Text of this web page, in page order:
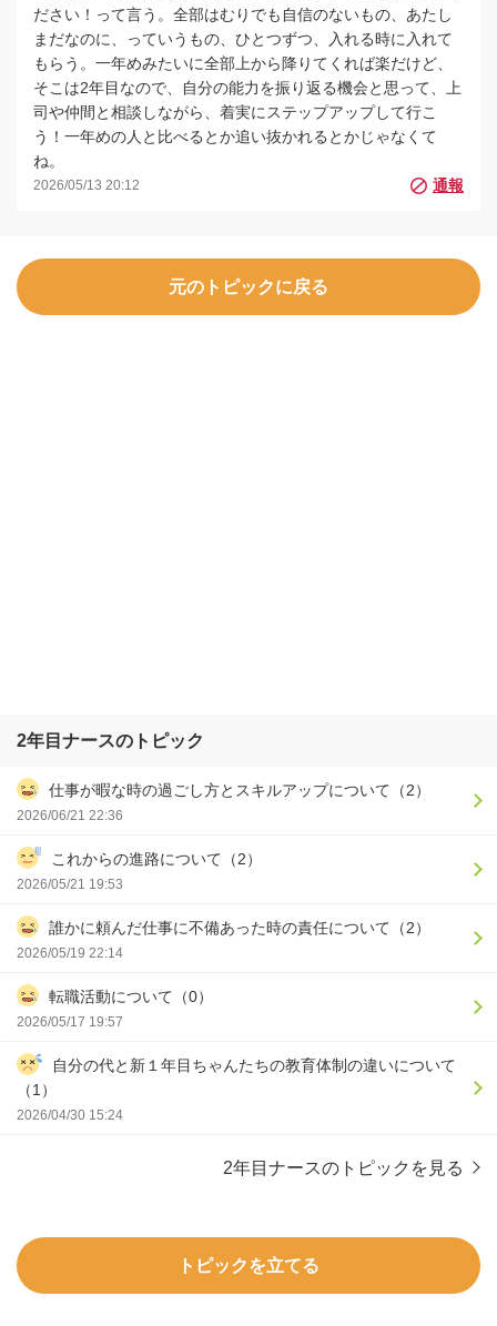
ださい！って言う。全部はむりでも自信のないもの、あたし
まだなのに、っていうもの、ひとつずつ、入れる時に入れて
もらう。一年めみたいに全部上から降りてくれば楽だけど、
そこは2年目なので、自分の能力を振り返る機会と思って、上
司や仲間と相談しながら、着実にステップアップして行こ
う！一年めの人と比べるとか追い抜かれるとかじゃなくて
ね。
2026/05/13 20:12
元のトピックに戻る
2年目ナースのトピック
仕事が暇な時の過ごし方とスキルアップについて（2）
2026/06/21 22:36
これからの進路について（2）
2026/05/21 19:53
誰かに頼んだ仕事に不備あった時の責任について（2）
2026/05/19 22:14
転職活動について（0）
2026/05/17 19:57
自分の代と新１年目ちゃんたちの教育体制の違いについて
（1）
2026/04/30 15:24
2年目ナースのトピックを見る
トピックを立てる